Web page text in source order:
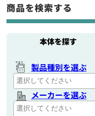
商品を検索する
本体を探す
製品種別を選ぶ
メーカーを選ぶ